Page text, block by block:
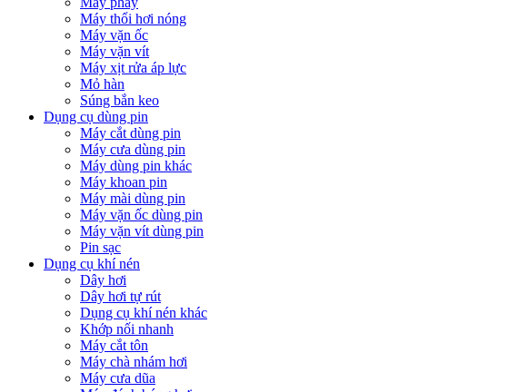
Máy thổi hơi nóng
Máy vặn ốc
Máy vặn vít
Máy xịt rửa áp lực
Mỏ hàn
Súng bắn keo
Dụng cụ dùng pin
Máy cắt dùng pin
Máy cưa dùng pin
Máy dùng pin khác
Máy khoan pin
Máy mài dùng pin
Máy vặn ốc dùng pin
Máy vặn vít dùng pin
Pin sạc
Dụng cụ khí nén
Dây hơi
Dây hơi tự rút
Dụng cụ khí nén khác
Khớp nối nhanh
Máy cắt tôn
Máy chà nhám hơi
Máy cưa dũa